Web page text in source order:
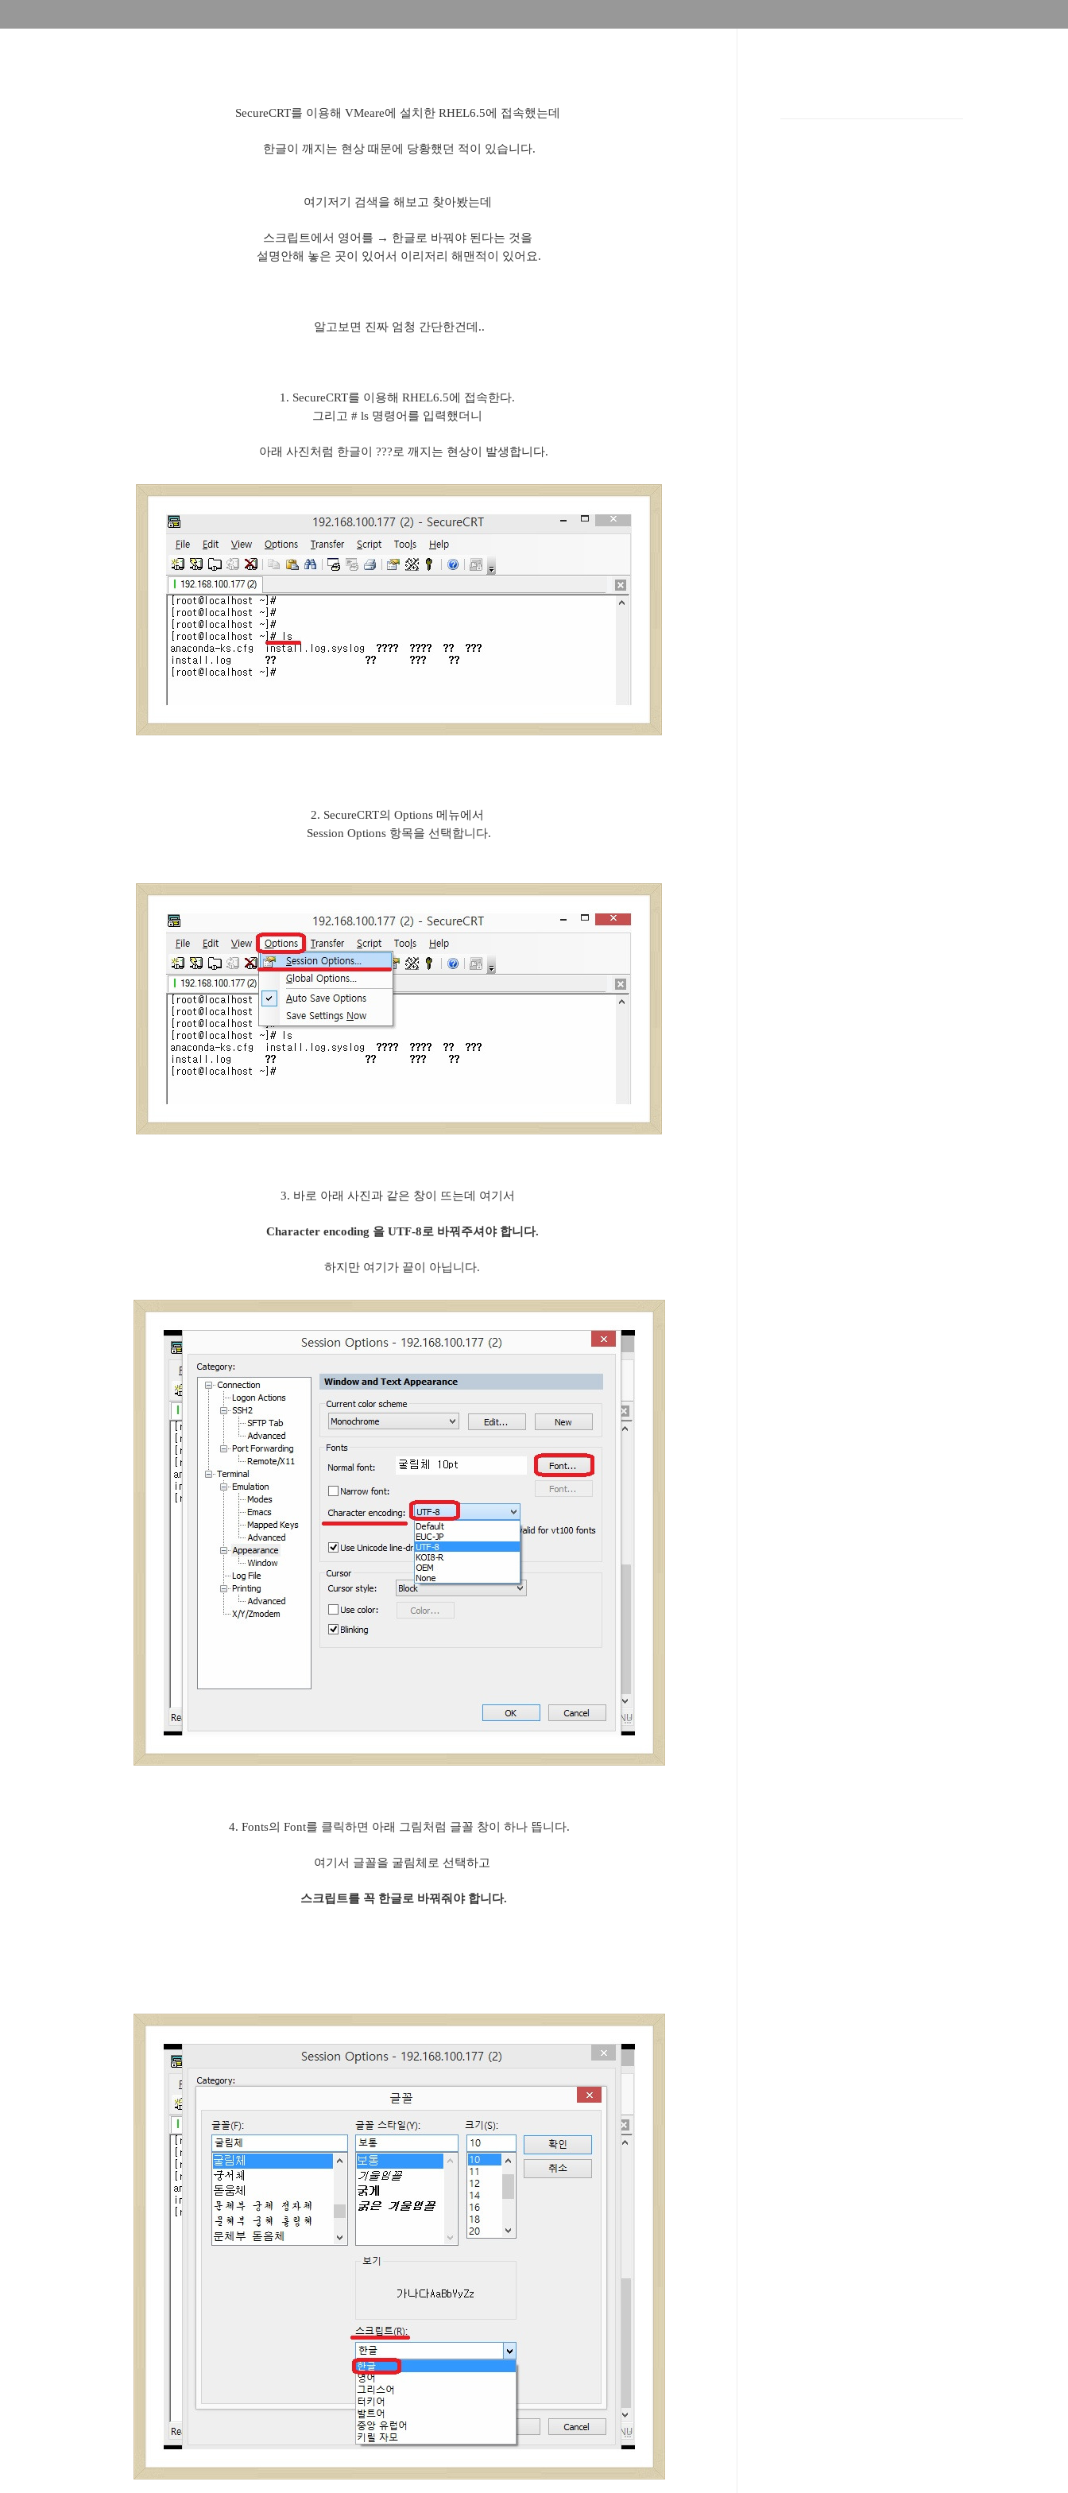
SecureCRT를 이용해 VMeare에 설치한 RHEL6.5에 접속했는데
한글이 깨지는 현상 때문에 당황했던 적이 있습니다.
여기저기 검색을 해보고 찾아봤는데
스크립트에서 영어를 → 한글로 바꿔야 된다는 것을
설명안해 놓은 곳이 있어서 이리저리 해맨적이 있어요.
알고보면 진짜 엄청 간단한건데..
1. SecureCRT를 이용해 RHEL6.5에 접속한다.
그리고 # ls 명령어를 입력했더니
아래 사진처럼 한글이 ???로 깨지는 현상이 발생합니다.
2. SecureCRT의 Options 메뉴에서
Session Options 항목을 선택합니다.
3. 바로 아래 사진과 같은 창이 뜨는데 여기서
Character encoding 을 UTF-8로 바꿔주셔야 합니다.
하지만 여기가 끝이 아닙니다.
4. Fonts의 Font를 클릭하면 아래 그림처럼 글꼴 창이 하나 뜹니다.
여기서 글꼴을 굴림체로 선택하고
스크립트를 꼭 한글로 바꿔줘야 합니다.